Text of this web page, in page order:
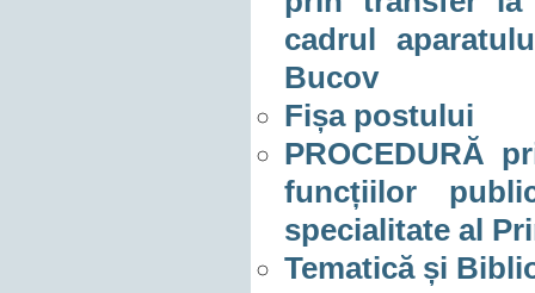
cadrul
Bucov
Fișa postului
PROCEDURĂ
funcțiilor
specialitate al
Tematică și